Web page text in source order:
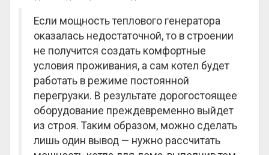
Если мощность теплового генератора
оказалась недостаточной, то в строении
не получится создать комфортные
условия проживания, а сам котел будет
работать в режиме постоянной
перегрузки. В результате дорогостоящее
оборудование преждевременно выйдет
из строя. Таким образом, можно сделать
лишь один вывод — нужно рассчитать